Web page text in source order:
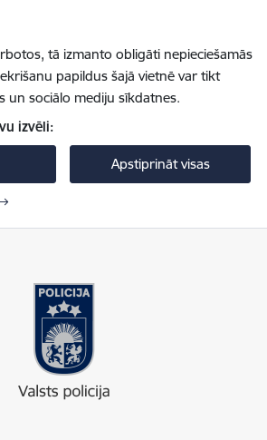
tā izmanto obligāti nepieciešamās
papildus šajā vietnē var tikt
un sociālo mediju sīkdatnes.
izvēli:
Apstiprināt visas